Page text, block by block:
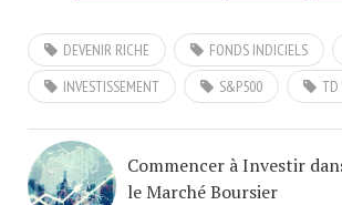
DEVENIR RICHE FONDS INDICIELS
INVESTISSEMENT
S&P500 TD
Commencer à Investir
le Marché Boursier